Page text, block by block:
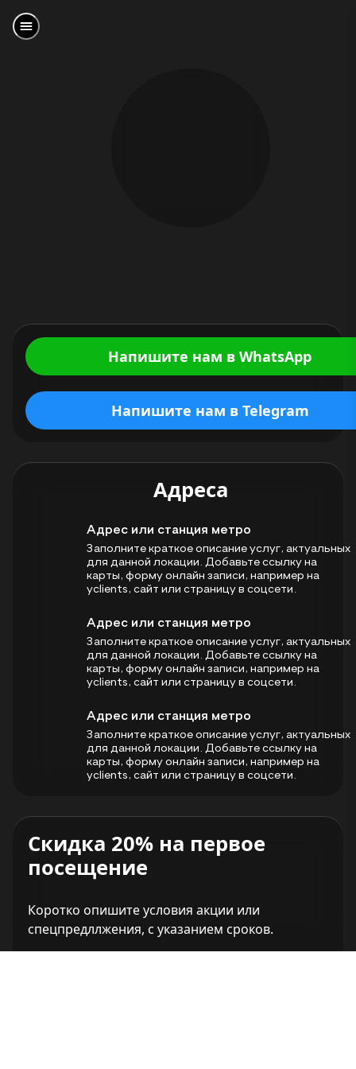
Напишите нам в WhatsApp
Напишите нам в Telegram
Адреса
Адрес или станция метро
Заполните краткое описание услуг, актуальных
для данной локации. Добавьте ссылку на
карты, форму онлайн записи, например на
yclients, сайт или страницу в соцсети.
Адрес или станция метро
Заполните краткое описание услуг, актуальных
для данной локации. Добавьте ссылку на
карты, форму онлайн записи, например на
yclients, сайт или страницу в соцсети.
Адрес или станция метро
Заполните краткое описание услуг, актуальных
для данной локации. Добавьте ссылку на
карты, форму онлайн записи, например на
yclients, сайт или страницу в соцсети.
Скидка 20% на первое
посещение
Коротко опишите условия акции или
спецпредллжения, с указанием сроков.